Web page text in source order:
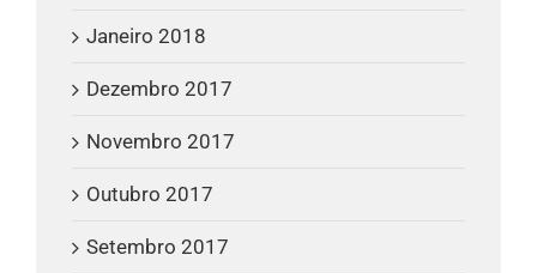
Janeiro 2018
Dezembro 2017
Novembro 2017
Outubro 2017
Setembro 2017